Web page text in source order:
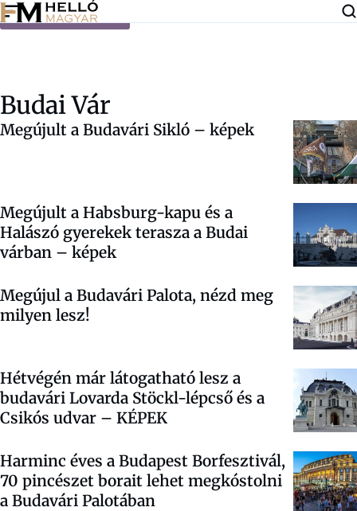
Ugrás a tartalomra
Budai Vár
Megújult a Budavári Sikló – képek
Megújult a Habsburg-kapu és a
Halászó gyerekek terasza a Budai
várban – képek
Megújul a Budavári Palota, nézd meg
milyen lesz!
Hétvégén már látogatható lesz a
budavári Lovarda Stöckl-lépcső és a
Csikós udvar – KÉPEK
Harminc éves a Budapest Borfesztivál,
70 pincészet borait lehet megkóstolni
a Budavári Palotában